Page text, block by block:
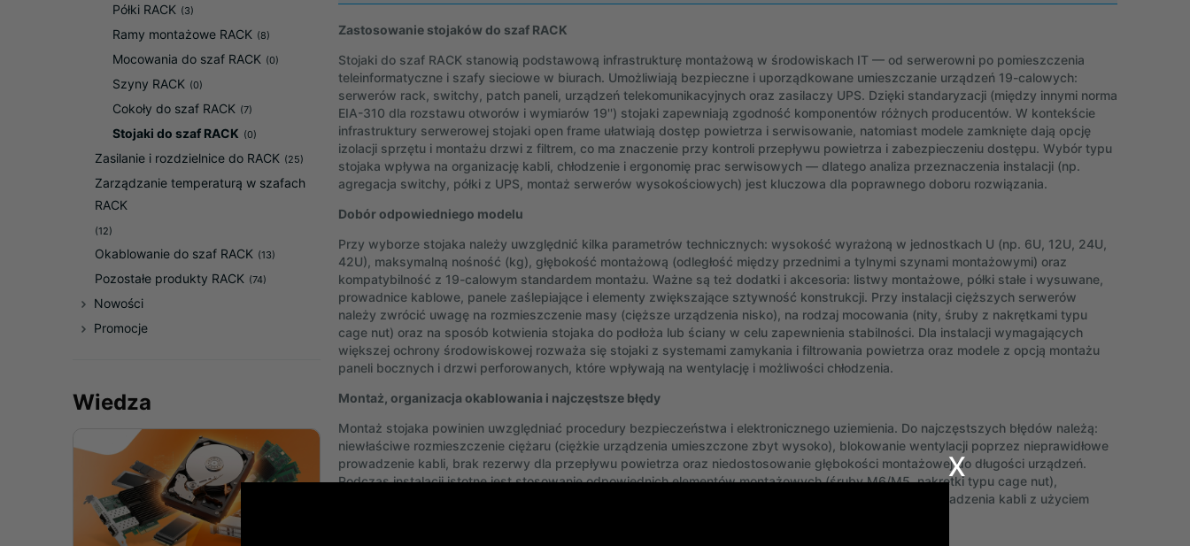
Półki RACK (3)
Ramy montażowe RACK (8)
Mocowania do szaf RACK (0)
Szyny RACK (0)
Cokoły do szaf RACK (7)
Stojaki do szaf RACK (0)
Zasilanie i rozdzielnice do RACK (25)
Zarządzanie temperaturą w szafach
RACK
(12)
Okablowanie do szaf RACK (13)
Pozostałe produkty RACK (74)
Nowości
Promocje
Wiedza
Zastosowanie stojaków do szaf RACK
Stojaki do szaf RACK stanowią podstawową infrastrukturę montażową w środowiskach IT — od serwerowni po pomieszczenia
teleinformatyczne i szafy sieciowe w biurach. Umożliwiają bezpieczne i uporządkowane umieszczanie urządzeń 19-calowych:
serwerów rack, switchy, patch paneli, urządzeń telekomunikacyjnych oraz zasilaczy UPS. Dzięki standaryzacji (między innymi norma
EIA-310 dla rozstawu otworów i wymiarów 19'') stojaki zapewniają zgodność komponentów różnych producentów. W kontekście
infrastruktury serwerowej stojaki open frame ułatwiają dostęp powietrza i serwisowanie, natomiast modele zamknięte dają opcję
izolacji sprzętu i montażu drzwi z filtrem, co ma znaczenie przy kontroli przepływu powietrza i zabezpieczeniu dostępu. Wybór typu
stojaka wpływa na organizację kabli, chłodzenie i ergonomię prac serwisowych — dlatego analiza przeznaczenia instalacji (np.
agregacja switchy, półki z UPS, montaż serwerów wysokościowych) jest kluczowa dla poprawnego doboru rozwiązania.
Dobór odpowiedniego modelu
Przy wyborze stojaka należy uwzględnić kilka parametrów technicznych: wysokość wyrażoną w jednostkach U (np. 6U, 12U, 24U,
42U), maksymalną nośność (kg), głębokość montażową (odległość między przednimi a tylnymi szynami montażowymi) oraz
kompatybilność z 19-calowym standardem montażu. Ważne są też dodatki i akcesoria: listwy montażowe, półki stałe i wysuwane,
prowadnice kablowe, panele zaślepiające i elementy zwiększające sztywność konstrukcji. Przy instalacji cięższych serwerów
należy zwrócić uwagę na rozmieszczenie masy (cięższe urządzenia nisko), na rodzaj mocowania (nity, śruby z nakrętkami typu
cage nut) oraz na sposób kotwienia stojaka do podłoża lub ściany w celu zapewnienia stabilności. Dla instalacji wymagających
większej ochrony środowiskowej rozważa się stojaki z systemami zamykania i filtrowania powietrza oraz modele z opcją montażu
paneli bocznych i drzwi perforowanych, które wpływają na wentylację i możliwości chłodzenia.
Montaż, organizacja okablowania i najczęstsze błędy
Montaż stojaka powinien uwzględniać procedury bezpieczeństwa i elektronicznego uziemienia. Do najczęstszych błędów należą:
niewłaściwe rozmieszczenie ciężaru (ciężkie urządzenia umieszczone zbyt wysoko), blokowanie wentylacji poprzez nieprawidłowe
prowadzenie kabli, brak rezerwy dla przepływu powietrza oraz niedostosowanie głębokości montażowej do długości urządzeń.
Podczas instalacji istotne jest stosowanie odpowiednich elementów montażowych (śruby M6/M5, nakrętki typu cage nut),
zachowanie wymaganego odstępu między modułami dla skutecznego chłodzenia oraz planowanie prowadzenia kabli z użyciem
x